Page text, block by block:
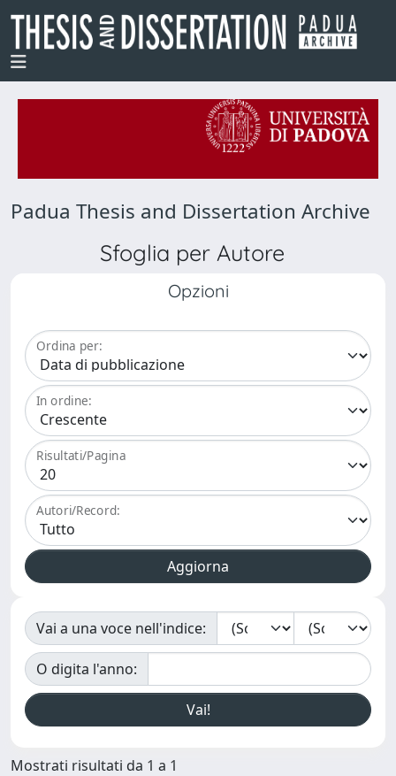
Padua Thesis and Dissertation Archive
Sfoglia per Autore
Opzioni
Ordina per:
In ordine:
Risultati/Pagina
Autori/Record:
Vai a una voce nell'indice:
O digita l'anno:
Mostrati risultati da 1 a 1